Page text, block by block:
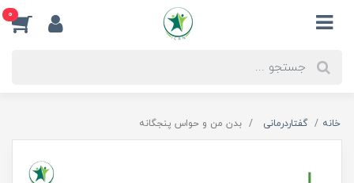
0
خانه گفتاردرمانی بدن من و حواس پنجگانه